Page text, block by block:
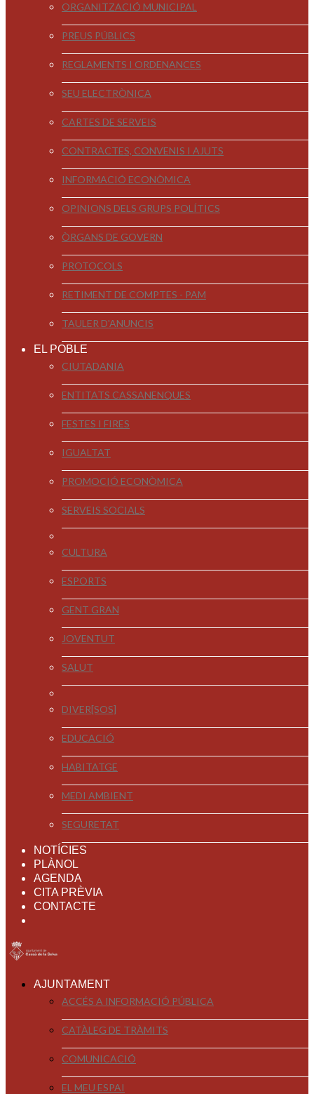
ORGANITZACIÓ MUNICIPAL
PREUS PÚBLICS
REGLAMENTS I ORDENANCES
SEU ELECTRÒNICA
CARTES DE SERVEIS
CONTRACTES, CONVENIS I AJUTS
INFORMACIÓ ECONÒMICA
OPINIONS DELS GRUPS POLÍTICS
ÒRGANS DE GOVERN
PROTOCOLS
RETIMENT DE COMPTES - PAM
TAULER D'ANUNCIS
EL POBLE
CIUTADANIA
ENTITATS CASSANENQUES
FESTES I FIRES
IGUALTAT
PROMOCIÓ ECONÒMICA
SERVEIS SOCIALS
CULTURA
ESPORTS
GENT GRAN
JOVENTUT
SALUT
DIVER[SOS]
EDUCACIÓ
HABITATGE
MEDI AMBIENT
SEGURETAT
NOTÍCIES
PLÀNOL
AGENDA
CITA PRÈVIA
CONTACTE
AJUNTAMENT
ACCÉS A INFORMACIÓ PÚBLICA
CATÀLEG DE TRÀMITS
COMUNICACIÓ
EL MEU ESPAI